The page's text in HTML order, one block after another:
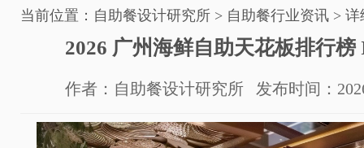
当前位置： 自助餐设计研究所 > 自助餐行业资讯 > 详
​2026 广州海鲜自助天花板排行榜
作者：自助餐设计研究所 发布时间：